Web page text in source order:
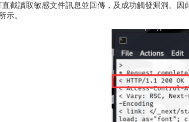
直截讀取敏感文件訊息並回傳，及成功觸發漏洞。
示。